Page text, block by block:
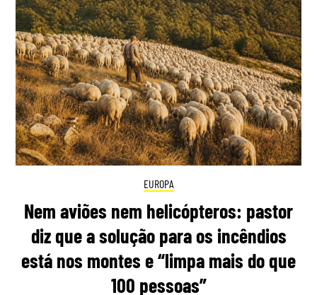
EUROPA
Nem aviões nem helicópteros: pastor
diz que a solução para os incêndios
está nos montes e “limpa mais do que
100 pessoas”